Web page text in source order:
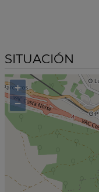
SITUACIÓN
+
−